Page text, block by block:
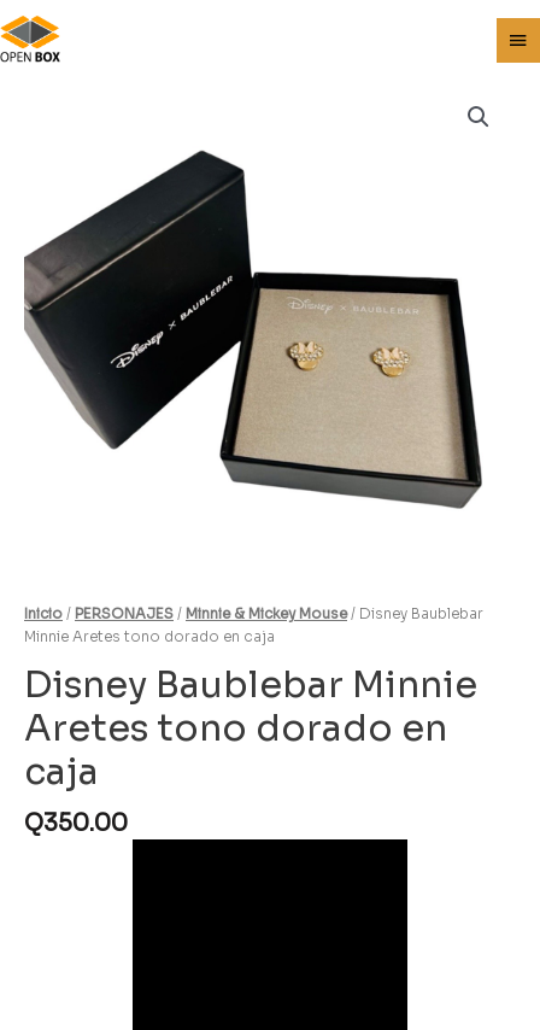
Inicio / PERSONAJES / Minnie & Mickey Mouse/ Disney Baublebar
Minnie Aretes tono dorado en caja
Disney Baublebar Minnie
Aretes tono dorado en
caja
Q350.00